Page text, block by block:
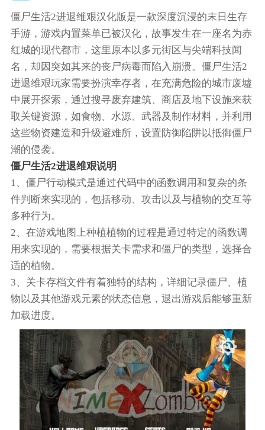
僵尸生活2进退维艰汉化版是一款深度沉浸的末日生存
手游，游戏内置菜单已被汉化，故事发生在一座名为赤
红城的现代都市，这里原本以多元街区与尖端科技闻
名，却因突如其来的丧尸病毒而陷入崩溃。僵尸生活2
进退维艰玩家需要扮演幸存者，在充满危险的城市废墟
中展开探索，通过搜寻废弃建筑、商店及地下设施来获
取关键资源，如食物、水源、武器及制作材料，并利用
这些物资建造和升级避难所，设置防御陷阱以抵御僵尸
潮的侵袭。
僵尸生活2进退维艰说明
1、僵尸行动模式是通过代码中的函数调用和复杂的条
件判断来实现的，包括移动、攻击以及与植物的交互等
多种行为。
2、在游戏地图上种植植物的过程是通过特定的函数调
用来实现的，需要根据关卡需求和僵尸的类型，选择合
适的植物。
3、关卡存档文件有着独特的结构，详细记录僵尸、植
物以及其他游戏元素的状态信息，退出游戏后能够重新
加载进度。